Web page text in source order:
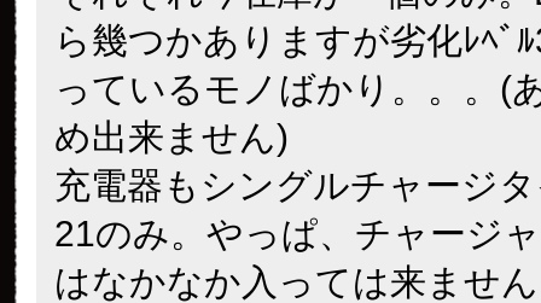
ら幾つかありますが劣化ﾚﾍﾞ
っているモノばかり。。。(
め出来ません)
充電器もシングルチャージ
21のみ。やっぱ、チャージ
はなかなか入っては来ませ